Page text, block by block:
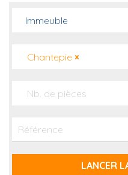
Immeuble
×
Chantepie
Nb. de pièces